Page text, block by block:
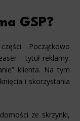
GSP?
Początkowo
– tytuł reklamy.
klienta. Na tym
i skorzystania
ze skrzynki,